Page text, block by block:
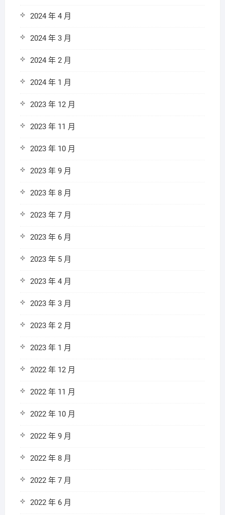
2024 年 4 月
2024 年 3 月
2024 年 2 月
2024 年 1 月
2023 年 12 月
2023 年 11 月
2023 年 10 月
2023 年 9 月
2023 年 8 月
2023 年 7 月
2023 年 6 月
2023 年 5 月
2023 年 4 月
2023 年 3 月
2023 年 2 月
2023 年 1 月
2022 年 12 月
2022 年 11 月
2022 年 10 月
2022 年 9 月
2022 年 8 月
2022 年 7 月
2022 年 6 月